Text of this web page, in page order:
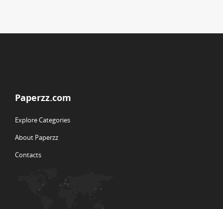
Paperzz.com
Explore Categories
About Paperzz
Contacts